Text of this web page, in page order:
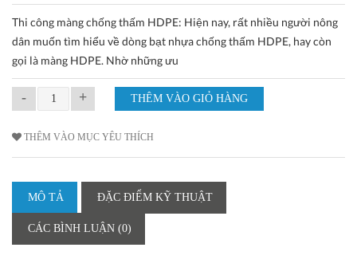
Thi công màng chống thấm HDPE: Hiện nay, rất nhiều người nông
dân muốn tìm hiểu về dòng bạt nhựa chống thấm HDPE, hay còn
gọi là màng HDPE. Nhờ những ưu
- +
THÊM VÀO MỤC YÊU THÍCH
MÔ TẢ ĐẶC ĐIỂM KỸ THUẬT
CÁC BÌNH LUẬN (0)